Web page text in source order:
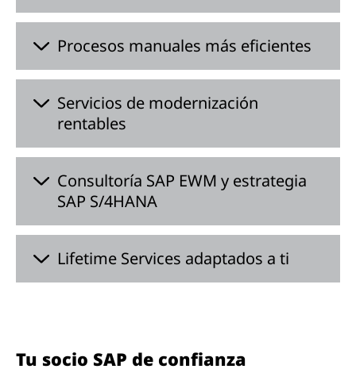
Procesos manuales más eficientes
Servicios de modernización
rentables
Consultoría SAP EWM y estrategia
SAP S/4HANA
Lifetime Services adaptados a ti
Tu socio SAP de confianza